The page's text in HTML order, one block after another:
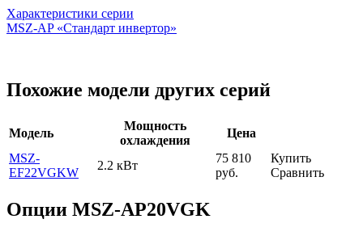
Характеристики серии
MSZ-AP «Стандарт инвертор»
Похожие модели других серий
Модель
Мощность
охлаждения
Цена
MSZ-
EF22VGKW
2.2 кВт
75 810
руб.
Купить
Сравнить
Опции MSZ-AP20VGK